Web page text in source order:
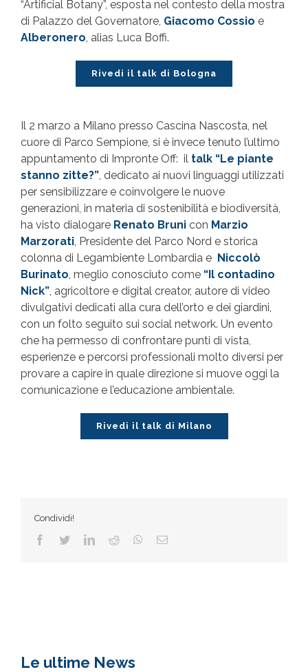
“Artificial Botany”, esposta nel contesto della mostra
di Palazzo del Governatore, Giacomo Cossio e
Alberonero , alias Luca Boffi.
Rivedi il talk di Bologna
Il 2 marzo a Milano presso Cascina Nascosta, nel
cuore di Parco Sempione, si è invece tenuto l’ultimo
appuntamento di Impronte Off: il talk “Le piante
stanno zitte?” , dedicato ai nuovi linguaggi utilizzati
per sensibilizzare e coinvolgere le nuove
generazioni, in materia di sostenibilità e biodiversità,
ha visto dialogare Renato Bruni con Marzio
Marzorati , Presidente del Parco Nord e storica
colonna di Legambiente Lombardia e Niccolò
Burinato , meglio conosciuto come “Il contadino
Nick” , agricoltore e digital creator, autore di video
divulgativi dedicati alla cura dell’orto e dei giardini,
con un folto seguito sui social network. Un evento
che ha permesso di confrontare punti di vista,
esperienze e percorsi professionali molto diversi per
provare a capire in quale direzione si muove oggi la
comunicazione e l’educazione ambientale.
Rivedi il talk di Milano
Condividi!
Facebook
TwitterLinkedIn
Reddit WhatsApp
Email
Le ultime News